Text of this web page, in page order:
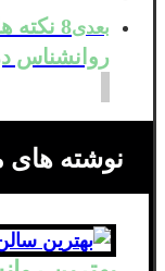
بعدی
8
روانشناس
نوشته های